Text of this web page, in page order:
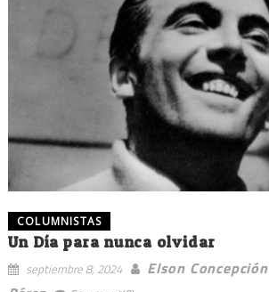
COLUMNISTAS
Un Día para nunca olvidar
septiembre 8, 2024
Elson Concepción